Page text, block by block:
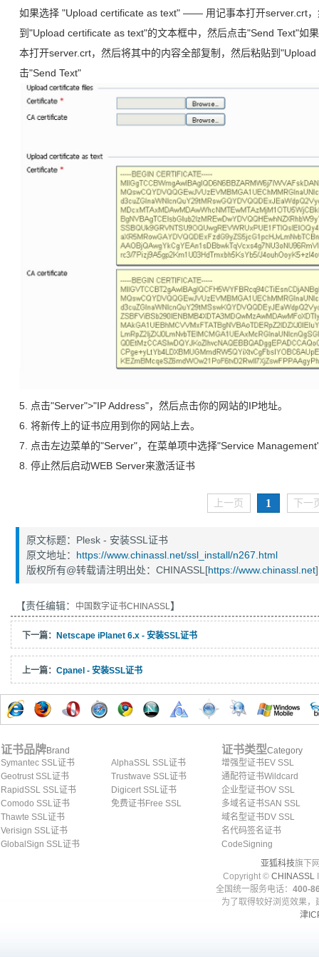
如果选择 "Upload certificate as text" —— 用记事本打开server.crt
到"Upload certificate as text"的文本框中，然后点击"Send Text"
本打开server.crt，然后将其中的内容全部复制，然后粘贴到
击"Send Text"
5. 点击"Server">"IP Address"，然后点击你的网站的IP地址。
6. 将新传上的证书应用到你的网站上去。
7. 点击左边菜单的"Server"，在菜单项中选择"Service
8. 停止然后启动WEB Server来激活证书
上一页 1 下一
原文标题：Plesk - 安装SSL证书
原文地址： https://www.chinassl.net/ssl_install/n267.html
版权所有@转载请注明出处：CHINASSL[https://www.chinassl.net]
【责任编辑： 中国数字证书CHINASSL 】
下一篇： Netscape iPlanet 6.x - 安装SSL证书
上一篇： Cpanel - 安装SSL证书
证书品牌Brand
Symantec SSL证书
Geotrust SSL证书
RapidSSL SSL证书
Comodo SSL证书
Thawte SSL证书
Verisign SSL证书
GlobalSign SSL证书
AlphaSSL SSL证书
Trustwave SSL证书
Digicert SSL证书
免费证书Free SSL
证书类型Category
增强型证书EV SSL
通配符证书Wildcard
企业型证书OV SSL
多域名证书SAN SSL
域名型证书DV SSL
名代码签名证书
CodeSigning
亚狐科技旗下
Copyright © CHINASSL
全国统一服务电话： 400-
为了取得较好浏览效果
津